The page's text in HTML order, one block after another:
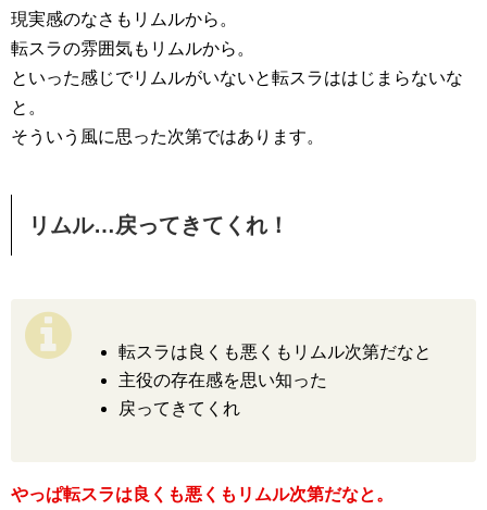
現実感のなさもリムルから。
転スラの雰囲気もリムルから。
といった感じでリムルがいないと転スラははじまらないな
と。
そういう風に思った次第ではあります。
リムル…戻ってきてくれ！
転スラは良くも悪くもリムル次第だなと
主役の存在感を思い知った
戻ってきてくれ
やっぱ転スラは良くも悪くもリムル次第だなと。